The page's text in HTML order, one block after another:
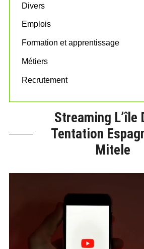
:Divers
Emplois
Formation et apprentissage
Métiers
Recrutement
Streaming L’île
Tentation
Mitele